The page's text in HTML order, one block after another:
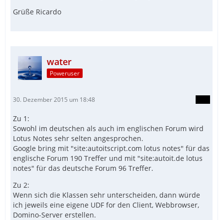
Grüße Ricardo
water
Poweruser
30. Dezember 2015 um 18:48
Zu 1:
Sowohl im deutschen als auch im englischen Forum wird
Lotus Notes sehr selten angesprochen.
Google bring mit "site:autoitscript.com lotus notes" für das
englische Forum 190 Treffer und mit "site:autoit.de lotus
notes" für das deutsche Forum 96 Treffer.
Zu 2:
Wenn sich die Klassen sehr unterscheiden, dann würde
ich jeweils eine eigene UDF for den Client, Webbrowser,
Domino-Server erstellen.